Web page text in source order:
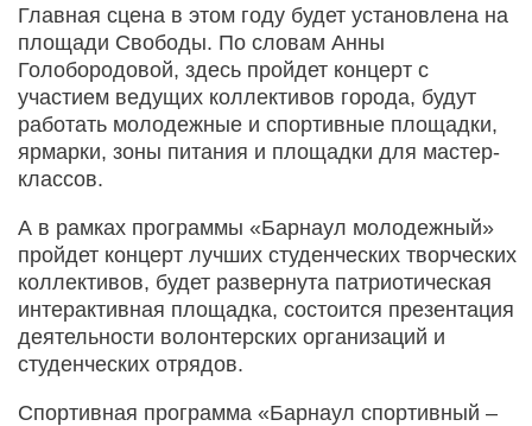
Главная сцена в этом году будет установлена на
площади Свободы. По словам Анны
Голобородовой, здесь пройдет концерт с
участием ведущих коллективов города, будут
работать молодежные и спортивные площадки,
ярмарки, зоны питания и площадки для мастер-
классов.
А в рамках программы «Барнаул молодежный»
пройдет концерт лучших студенческих творческих
коллективов, будет развернута патриотическая
интерактивная площадка, состоится презентация
деятельности волонтерских организаций и
студенческих отрядов.
Спортивная программа «Барнаул спортивный –